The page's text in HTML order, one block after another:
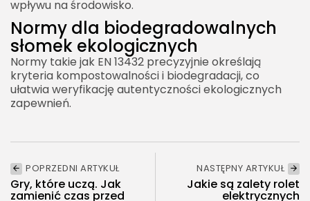
wpływu na środowisko.
Normy dla biodegradowalnych
słomek ekologicznych
Normy takie jak EN 13432 precyzyjnie określają
kryteria kompostowalności i biodegradacji, co
ułatwia weryfikację autentyczności ekologicznych
zapewnień.
POPRZEDNI ARTYKUŁ
Gry, które uczą. Jak
zamienić czas przed
NASTĘPNY ARTYKUŁ
Jakie są zalety rolet
elektrycznych